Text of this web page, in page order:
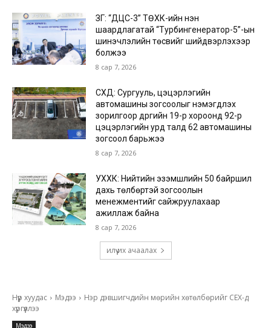
ЗГ: “ДЦС-3” ТӨХК-ийн нэн
шаардлагатай “Турбингенератор-5”-ын
шинэчлэлийн төсвийг шийдвэрлэхээр
болжээ
8 сар 7, 2026
СХД: Сургууль, цэцэрлэгийн
автомашины зогсоолыг нэмэгдүүлэх
зорилгоор дүүргийн 19-р хороонд 92-р
цэцэрлэгийн урд талд 62 автомашины
зогсоол барьжээ
8 сар 7, 2026
УХХК: Нийтийн эзэмшлийн 50 байршил
дахь төлбөртэй зогсоолын
менежментийг сайжруулахаар
ажиллаж байна
8 сар 7, 2026
илүү их ачаалах